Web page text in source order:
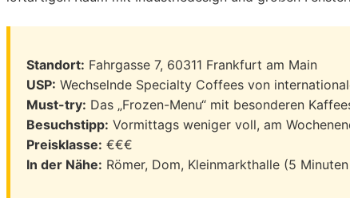
Standort: Fahrgasse 7, 60311 Frankfurt am Main
USP: Wechselnde Specialty Coffees von
Must-try: Das „Frozen-Menu“ mit besonderen
Besuchstipp: Vormittags weniger voll, am
Preisklasse: €€€
In der Nähe: Römer, Dom, Kleinmarkthalle (5